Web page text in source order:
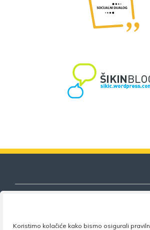
Koristimo kolačiće kako bismo osigurali